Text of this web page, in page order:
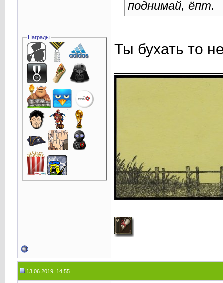
Награды
поднимай, ёпт.
Ты бухать то
13.06.2019, 14:55